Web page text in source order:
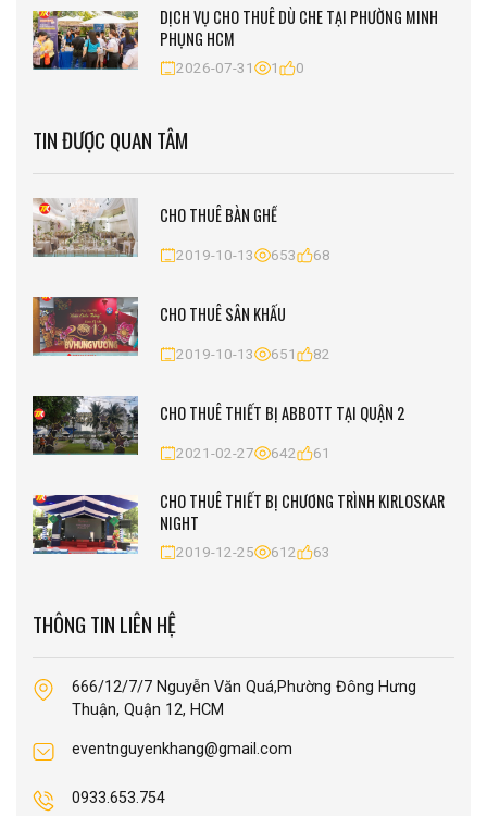
DỊCH VỤ CHO THUÊ DÙ CHE TẠI PHƯỜNG MINH
PHỤNG HCM
2026-07-31 1 0
TIN ĐƯỢC QUAN TÂM
CHO THUÊ BÀN GHẾ
2019-10-13 653 68
CHO THUÊ SÂN KHẤU
2019-10-13 651 82
CHO THUÊ THIẾT BỊ ABBOTT TẠI QUẬN 2
2021-02-27 642 61
CHO THUÊ THIẾT BỊ CHƯƠNG TRÌNH KIRLOSKAR
NIGHT
2019-12-25 612 63
THÔNG TIN LIÊN HỆ
666/12/7/7 Nguyễn Văn Quá,Phường Đông Hưng
Thuận, Quận 12, HCM
eventnguyenkhang@gmail.com
0933.653.754